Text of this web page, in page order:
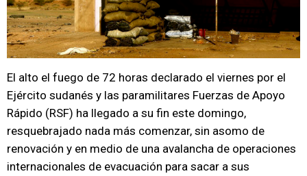
El alto el fuego de 72 horas declarado el viernes por el
Ejército sudanés y las paramilitares Fuerzas de Apoyo
Rápido (RSF) ha llegado a su fin este domingo,
resquebrajado nada más comenzar, sin asomo de
renovación y en medio de una avalancha de operaciones
internacionales de evacuación para sacar a sus